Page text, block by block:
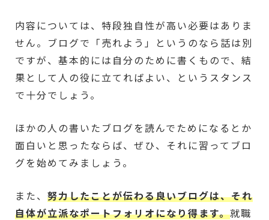
内容については、特段独自性が高い必要はありま
せん。ブログで「売れよう」というのなら話は別
ですが、基本的には自分のために書くもので、結
果として人の役に立てればよい、というスタンス
で十分でしょう。
ほかの人の書いたブログを読んでためになるとか
面白いと思ったならば、ぜひ、それに習ってブロ
グを始めてみましょう。
また、 努力したことが伝わる良いブログは、それ
自体が立派なポートフォリオになり得ます。就職